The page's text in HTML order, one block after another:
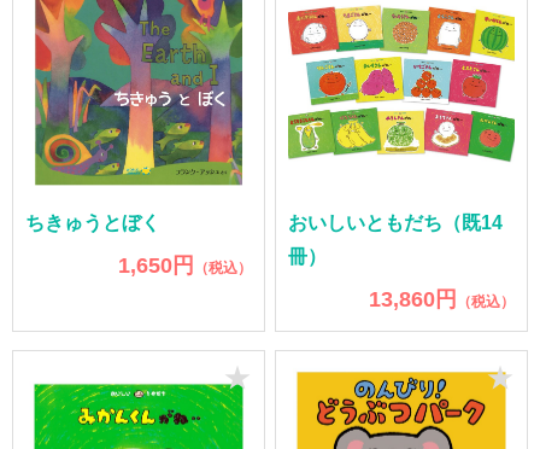
ちきゅうとぼく
1,650円 （税込）
おいしいともだち（既14
冊）
13,860円 （税込）
★ ★